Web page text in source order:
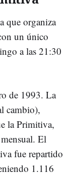
que organiza
un único
a las 21:30
de 1993. La
cambio),
la Primitiva,
El
fue repartido
1.116